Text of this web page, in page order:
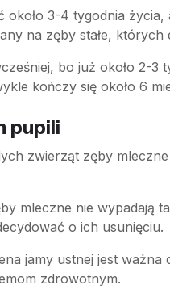
3-4 tygodnia
na zęby stałe, których
bo już około 2-
kończy się około 6
pupili
zwierząt zęby
mleczne nie wypadają
o ich usunięciu.
jamy ustnej jest
zdrowotnym.